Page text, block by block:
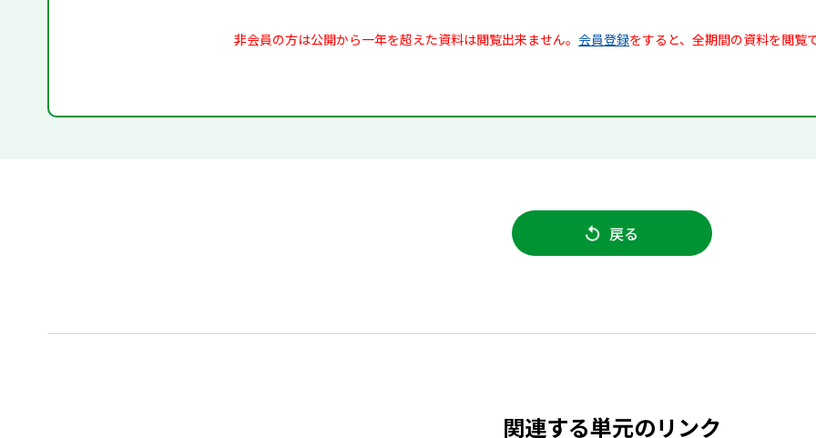
非会員の方は公開から一年を超えた資料は閲覧出来ません。 会員登録をすると、全期間の資料を閲覧
戻る
関連する単元のリンク